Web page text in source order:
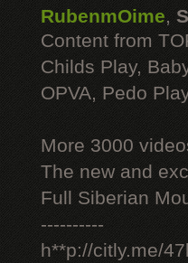
RubenmOime,
Content from
Childs Play,
OPVA, Pedo
More 3000
The new and
Full Siberian
----------
h**p://citly.me/